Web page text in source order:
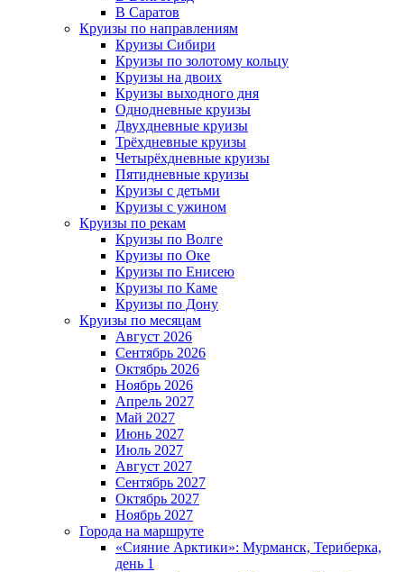
В Саратов
Круизы по направлениям
Круизы Сибири
Круизы по золотому кольцу
Круизы на двоих
Круизы выходного дня
Однодневные круизы
Двухдневные круизы
Трёхдневные круизы
Четырёхдневные круизы
Пятидневные круизы
Круизы с детьми
Круизы с ужином
Круизы по рекам
Круизы по Волге
Круизы по Оке
Круизы по Енисею
Круизы по Каме
Круизы по Дону
Круизы по месяцам
Август 2026
Сентябрь 2026
Октябрь 2026
Ноябрь 2026
Апрель 2027
Май 2027
Июнь 2027
Июль 2027
Август 2027
Сентябрь 2027
Октябрь 2027
Ноябрь 2027
Города на маршруте
«Сияние Арктики»: Мурманск, Териберка,
день 1